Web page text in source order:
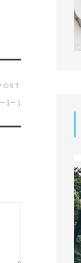
1-3